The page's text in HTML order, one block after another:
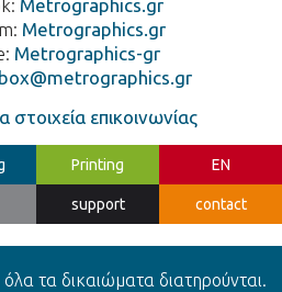
Metrographics.gr
Metrographics.gr
Metrographics-gr
στοιχεία επικοινωνίας
Printing EN
support contact
τα δικαιώματα διατηρούνται.